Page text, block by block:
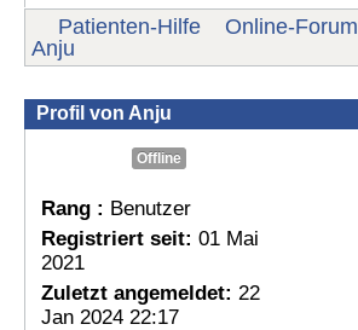
Patienten-Hilfe Online-Forum
Anju
Profil von Anju
Offline
Rang : Benutzer
Registriert seit: 01 Mai
2021
Zuletzt angemeldet: 22
Jan 2024 22:17